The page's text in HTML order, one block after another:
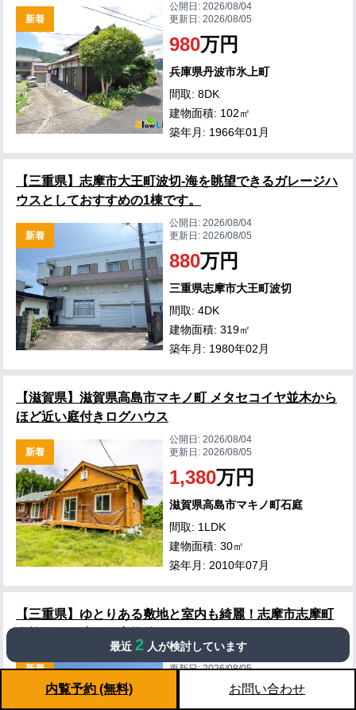
新着
公開日:2026/08/04
更新日:2026/08/05
980万円
兵庫県丹波市氷上町
間取: 8DK
建物面積: 102㎡
築年月: 1966年01月
【三重県】志摩市大王町波切-海を眺望できるガレージハ
ウスとしておすすめの1棟です。
新着
公開日:2026/08/04
更新日:2026/08/05
880万円
三重県志摩市大王町波切
間取: 4DK
建物面積: 319㎡
築年月: 1980年02月
【滋賀県】滋賀県高島市マキノ町 メタセコイヤ並木から
ほど近い庭付きログハウス
新着
公開日:2026/08/04
更新日:2026/08/05
1,380万円
滋賀県高島市マキノ町石庭
間取: 1LDK
建物面積: 30㎡
築年月: 2010年07月
【三重県】ゆとりある敷地と室内も綺麗！志摩市志摩町
新着
2026/08/03
更新日:2026/08/05
万円
最近 2 人が検討しています
内覧予約 (無料) お問い合わせ